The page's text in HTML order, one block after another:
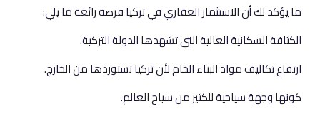
ما يؤكد لك أن الاستثمار العقاري في تركيا فرصة رائعة ما يلي:
الكثافة السكانية العالية التي تشهدها الدولة التركية.
ارتفاع تكاليف مواد البناء الخام لأن تركيا تستوردها من الخارج.
كونها وجهة سياحية للكثير من سياح العالم.